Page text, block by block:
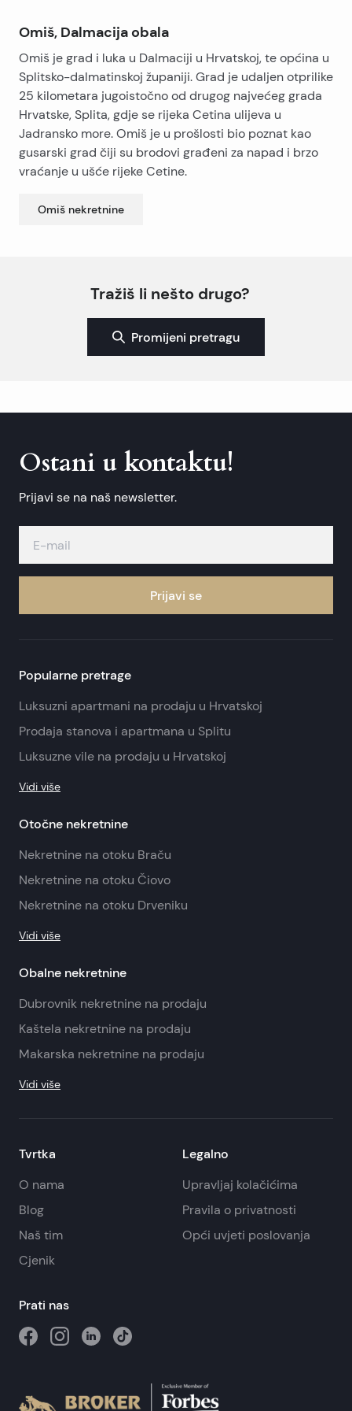
Omiš, Dalmacija obala
Omiš je grad i luka u Dalmaciji u Hrvatskoj, te općina u
Splitsko-dalmatinskoj županiji. Grad je udaljen otprilike
25 kilometara jugoistočno od drugog najvećeg grada
Hrvatske, Splita, gdje se rijeka Cetina ulijeva u
Jadransko more. Omiš je u prošlosti bio poznat kao
gusarski grad čiji su brodovi građeni za napad i brzo
vraćanje u ušće rijeke Cetine.
Omiš nekretnine
Tražiš li nešto drugo?
Promijeni pretragu
Ostani u kontaktu!
Prijavi se na naš newsletter.
Prijavi se
Popularne pretrage
Luksuzni apartmani na prodaju u Hrvatskoj
Prodaja stanova i apartmana u Splitu
Luksuzne vile na prodaju u Hrvatskoj
Vidi više
Otočne nekretnine
Nekretnine na otoku Braču
Nekretnine na otoku Čiovo
Nekretnine na otoku Drveniku
Vidi više
Obalne nekretnine
Dubrovnik nekretnine na prodaju
Kaštela nekretnine na prodaju
Makarska nekretnine na prodaju
Vidi više
Tvrtka
O nama
Blog
Naš tim
Cjenik
Legalno
Upravljaj kolačićima
Pravila o privatnosti
Opći uvjeti poslovanja
Prati nas